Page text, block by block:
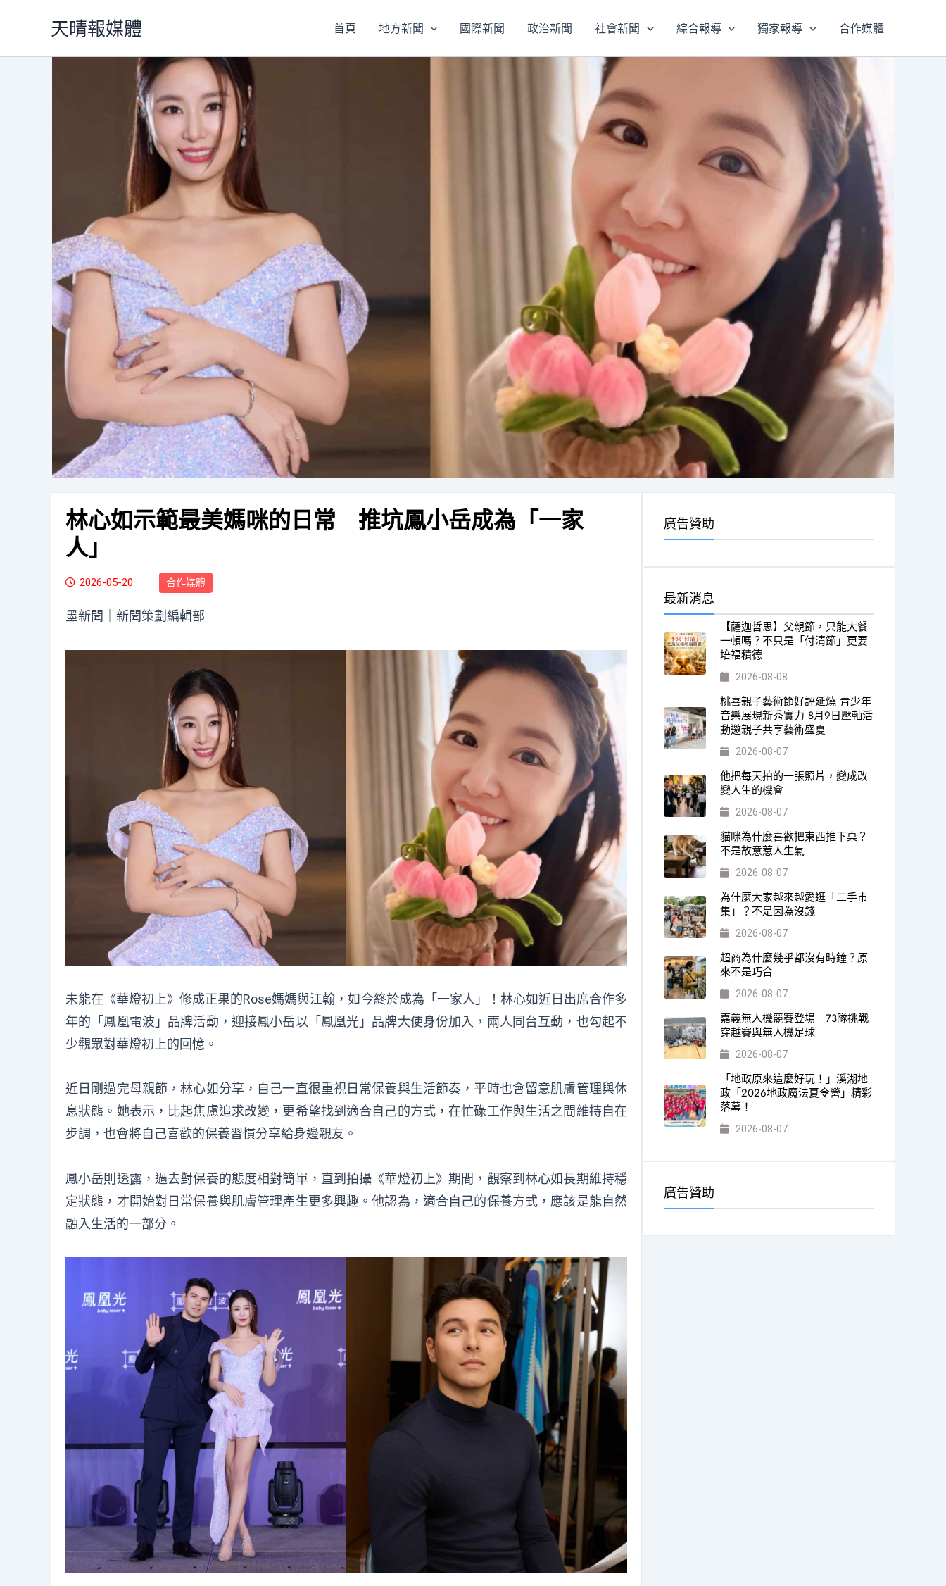
天晴報媒體 首頁 地方新聞 國際新聞 政治新聞 社會新聞 綜合報導 獨家報導 合作媒體
林心如示範最美媽咪的日常 推坑鳳小岳成為「一家
人」
2026-05-20 合作媒體
墨新聞 ｜新聞策劃編輯部
未能在《華燈初上》修成正果的Rose媽媽與江翰，如今終於成為「一家人」！林心如近日出席合作多
年的「鳳凰電波」品牌活動，迎接鳳小岳以「鳳凰光」品牌大使身份加入，兩人同台互動，也勾起不
少觀眾對華燈初上的回憶。
近日剛過完母親節，林心如分享，自己一直很重視日常保養與生活節奏，平時也會留意肌膚管理與休
息狀態。她表示，比起焦慮追求改變，更希望找到適合自己的方式，在忙碌工作與生活之間維持自在
步調，也會將自己喜歡的保養習慣分享給身邊親友。
鳳小岳則透露，過去對保養的態度相對簡單，直到拍攝《華燈初上》期間，觀察到林心如長期維持穩
定狀態，才開始對日常保養與肌膚管理產生更多興趣。他認為，適合自己的保養方式，應該是能自然
融入生活的一部分。
廣告贊助
最新消息
【薩迦哲思】父親節，只能大餐
一頓嗎？不只是「付清節」更要
培福積德
2026-08-08
桃喜親子藝術節好評延燒 青少年
音樂展現新秀實力 8月9日壓軸活
動邀親子共享藝術盛夏
2026-08-07
他把每天拍的一張照片，變成改
變人生的機會
2026-08-07
貓咪為什麼喜歡把東西推下桌？
不是故意惹人生氣
2026-08-07
為什麼大家越來越愛逛「二手市
集」？不是因為沒錢
2026-08-07
超商為什麼幾乎都沒有時鐘？原
來不是巧合
2026-08-07
嘉義無人機競賽登場 73隊挑戰
穿越賽與無人機足球
2026-08-07
「地政原來這麼好玩！」溪湖地
政「2026地政魔法夏令營」精彩
落幕！
2026-08-07
廣告贊助